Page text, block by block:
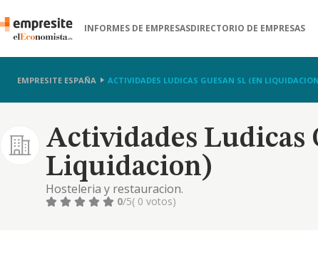
INFORMES DE EMPRESASDIRECTORIO DE EMPRESAS
EMPRESITE ESPAÑA ACTIVIDADES LUDICAS GUESAN SL (EN
Actividades Ludicas
Liquidacion)
Hosteleria y restauracion.
0/5( 0 votos)